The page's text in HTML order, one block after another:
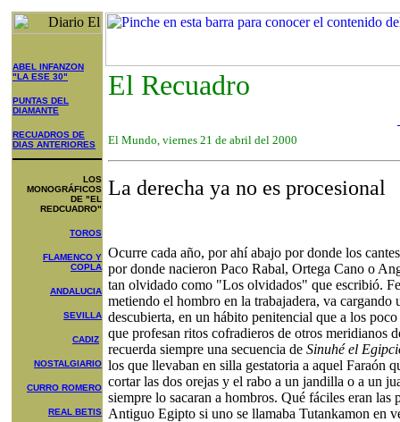
ABEL INFANZON
"LA ESE 30"
PUNTAS DEL
DIAMANTE
RECUADROS DE
DIAS ANTERIORES
LOS
MONOGRÁFICOS
DE "EL
REDCUADRO"
TOROS
FLAMENCO Y
COPLA
ANDALUCIA
SEVILLA
CADIZ
NOSTALGIARIO
CURRO ROMERO
REAL BETIS
El Recuadro
El Mundo, viernes 21 de abril del 2000
La derecha ya no es procesional
Ocurre cada año, por ahí abajo por donde los
por donde nacieron Paco Rabal, Ortega Cano o
tan olvidado como "Los olvidados" que escribió.
metiendo el hombro en la trabajadera, va cargando
descubierta, en un hábito penitencial que a los
que profesan ritos cofradieros de otros meridianos
recuerda siempre una secuencia de Sinuhé el
los que llevaban en silla gestatoria a aquel Faraón
cortar las dos orejas y el rabo a un jandilla o a un
siempre lo sacaran a hombros. Qué fáciles eran las
Antiguo Egipto si uno se llamaba Tutankamon en